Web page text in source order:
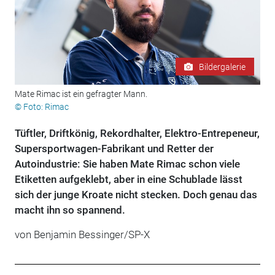
Bildergalerie
Mate Rimac ist ein gefragter Mann.
© Foto: Rimac
Tüftler, Driftkönig, Rekordhalter, Elektro-Entrepeneur,
Supersportwagen-Fabrikant und Retter der
Autoindustrie: Sie haben Mate Rimac schon viele
Etiketten aufgeklebt, aber in eine Schublade lässt
sich der junge Kroate nicht stecken. Doch genau das
macht ihn so spannend.
von Benjamin Bessinger/SP-X